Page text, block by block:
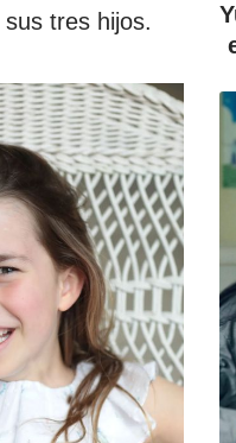
tres hijos.